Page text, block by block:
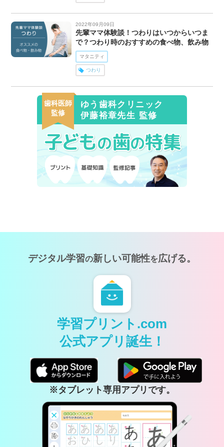
2022年09月09日
先輩ママ体験談！つわりはいつからいつま
で？つわり時のおすすめの食べ物、飲み物
マタニティ
つわり
歯科医師
監修
ゆう歯科クリニック
伊藤裕章先生 監修
デジタル学習の新しい可能性を広げる。
学習プリント.com
公式アプリ誕生！
※タブレット専用アプリです。